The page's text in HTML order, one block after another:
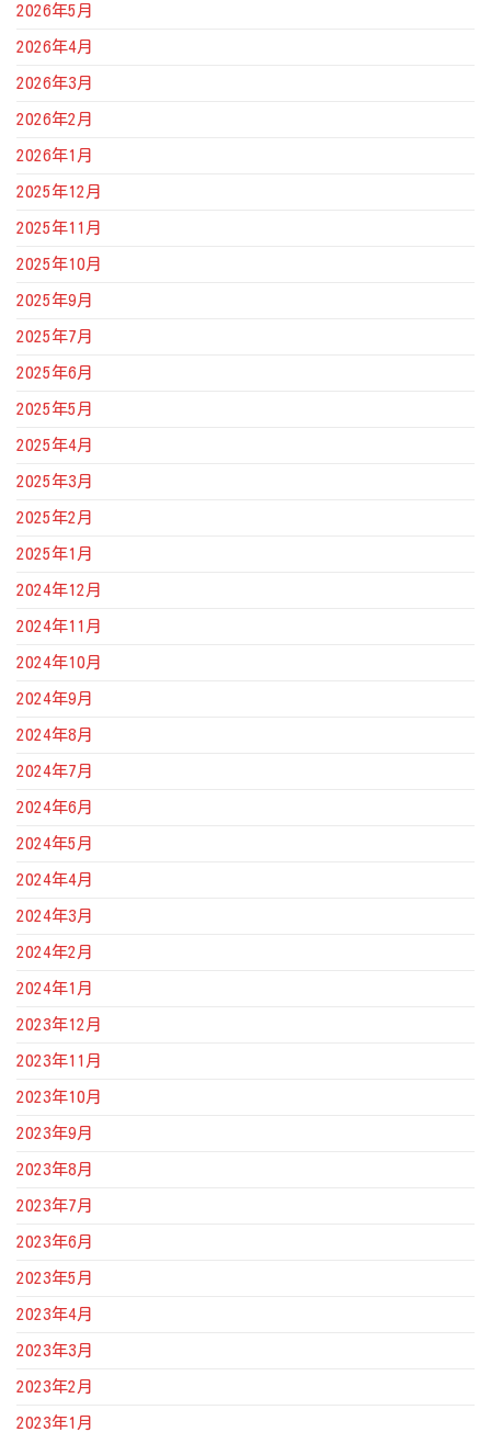
2026年5月
2026年4月
2026年3月
2026年2月
2026年1月
2025年12月
2025年11月
2025年10月
2025年9月
2025年7月
2025年6月
2025年5月
2025年4月
2025年3月
2025年2月
2025年1月
2024年12月
2024年11月
2024年10月
2024年9月
2024年8月
2024年7月
2024年6月
2024年5月
2024年4月
2024年3月
2024年2月
2024年1月
2023年12月
2023年11月
2023年10月
2023年9月
2023年8月
2023年7月
2023年6月
2023年5月
2023年4月
2023年3月
2023年2月
2023年1月